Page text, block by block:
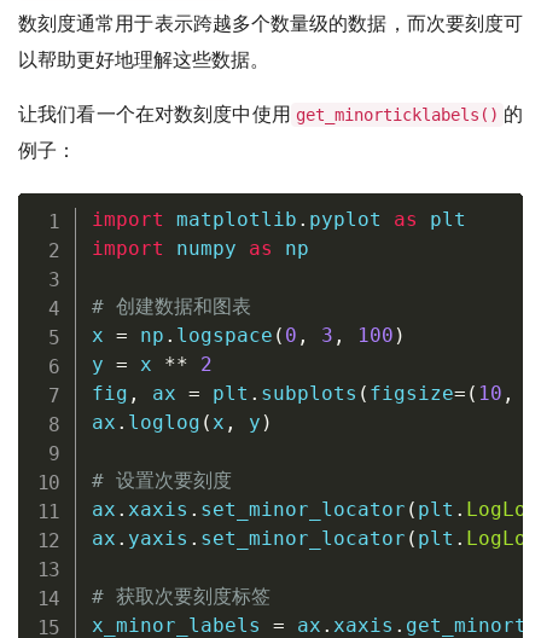
数刻度通常用于表示跨越多个数量级的数据，而次要刻度可
以帮助更好地理解这些数据。
让我们看一个在对数刻度中使用 get_minorticklabels() 的
例子：
import matplotlib . pyplot as
import numpy as np
# 创建数据和图表
x = np . logspace ( 0 , 3 , 100 )
y = x **
2
fig , ax = plt . subplots ( figsize= ( 10 ,
ax . loglog ( x , y )
# 设置次要刻度
ax . xaxis . set_minor_locator ( plt .
ax . yaxis . set_minor_locator ( plt .
# 获取次要刻度标签
x_minor_labels = ax . xaxis .